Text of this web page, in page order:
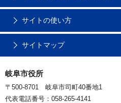
サイトの使い方
サイトマップ
岐阜市役所
〒500-8701 岐阜市司町40番地1
代表電話番号：058-265-4141